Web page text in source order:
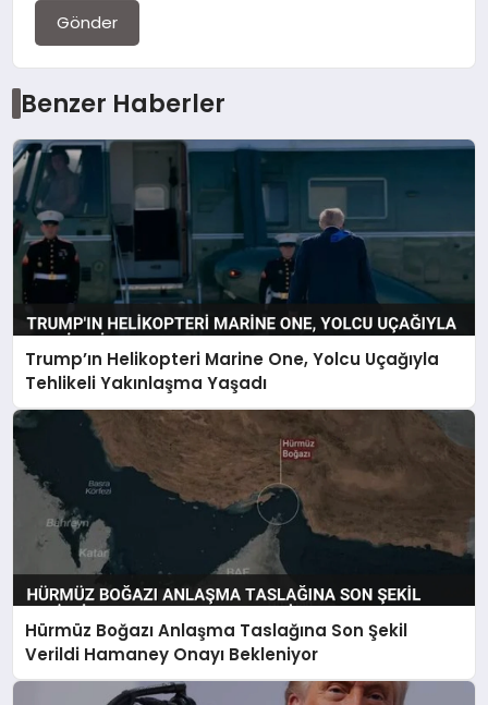
Gönder
Benzer Haberler
Trump’ın Helikopteri Marine One, Yolcu Uçağıyla
Tehlikeli Yakınlaşma Yaşadı
Hürmüz Boğazı Anlaşma Taslağına Son Şekil
Verildi Hamaney Onayı Bekleniyor